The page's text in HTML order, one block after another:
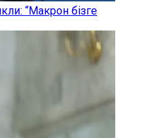
“Макрон бізге